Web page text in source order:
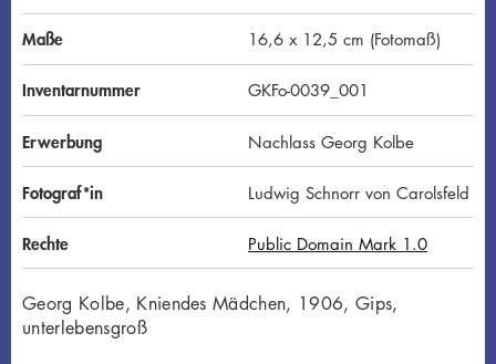
Maße 16,6 x 12,5 cm (Fotomaß)
Inventarnummer GKFo-0039_001
Erwerbung Nachlass Georg Kolbe
Fotograf*in Ludwig Schnorr von Carolsfeld
Rechte Public Domain Mark 1.0
Georg Kolbe, Kniendes Mädchen, 1906, Gips,
unterlebensgroß